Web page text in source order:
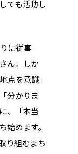
ても活動し
に従事
ん。しか
点を意識
分かりま
、「本当
始めます。
り組むまち